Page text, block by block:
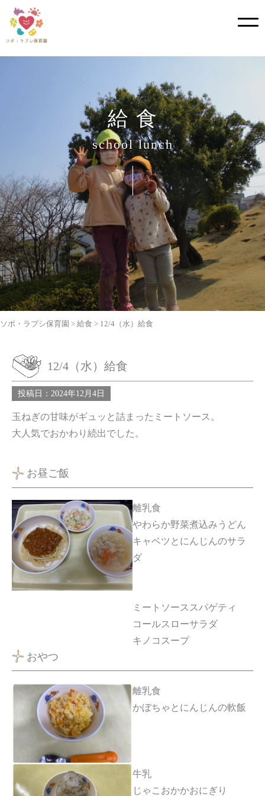
Skip
content
給 食
school lunch
ソポ・ラプシ保育園 > 給食 > 12/4（水）給食
12/4（水）給食
投稿日：2024年12月4日
玉ねぎの甘味がギュッと詰まったミートソース。
大人気でおかわり続出でした。
お昼ご飯
離乳食
やわらか野菜煮込みうどん
キャベツとにんじんのサラ
ダ
ミートソーススパゲティ
コールスローサラダ
キノコスープ
おやつ
離乳食
かぼちゃとにんじんの軟飯
牛乳
じゃこおかかおにぎり